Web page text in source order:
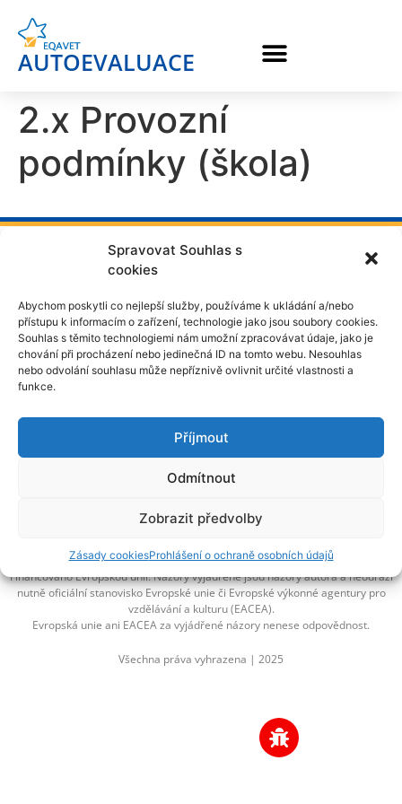
Spravovat Souhlas s
cookies
Abychom poskytli co nejlepší služby, používáme k ukládání a/nebo
přístupu k informacím o zařízení, technologie jako jsou soubory cookies.
Souhlas s těmito technologiemi nám umožní zpracovávat údaje, jako je
chování při procházení nebo jedinečná ID na tomto webu. Nesouhlas
nebo odvolání souhlasu může nepříznivě ovlivnit určité vlastnosti a
funkce.
Příjmout
Odmítnout
Zobrazit předvolby
Zásady cookiesProhlášení o ochraně osobních údajů
AUTOEVALUACE
2.x Provozní
podmínky (škola)
Národní pedagogický institut ČR
Senovážné náměstí 25
Financováno Evropskou unií. Názory vyjádřené jsou názory autora a neodráží
nutně oficiální stanovisko Evropské unie či Evropské výkonné agentury pro
vzdělávání a kulturu (EACEA).
Evropská unie ani EACEA za vyjádřené názory nenese odpovědnost.
Všechna práva vyhrazena | 2025